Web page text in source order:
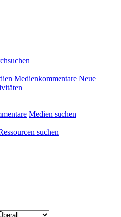
Medienkommentare Neue
Medien suchen
suchen